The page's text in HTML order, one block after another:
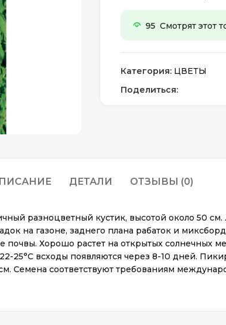
95 Смотрят этот
Категория: ЦВЕТЫ
Поделиться:
ДЕТАЛИ ОТЗЫВЫ (0)
разноцветный кустик, высотой около 50
на газоне, заднего плана рабаток и
почвы. Хорошо растет на открытых солнечных
25°C всходы появляются через 8-10 дней.
Семена соответствуют требованиям